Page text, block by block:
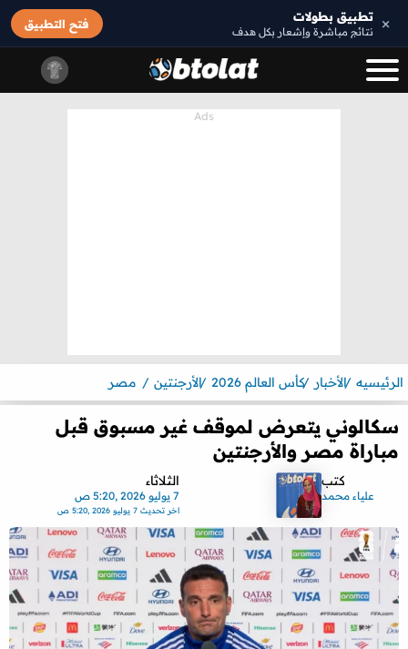
× تطبيق بطولات
نتائج مباشرة وإشعار بكل هدف
فتح التطبيق
الرئيسيه الأخبار كأس العالم 2026 الأرجنتين مصر
سكالوني يتعرض لموقف غير مسبوق قبل
مباراة مصر والأرجنتين
كتب
علياء محمد
الثلاثاء
7 يوليو 2026 ,5:20 ص
اخر تحديث7 يوليو 2026 ,5:20 ص